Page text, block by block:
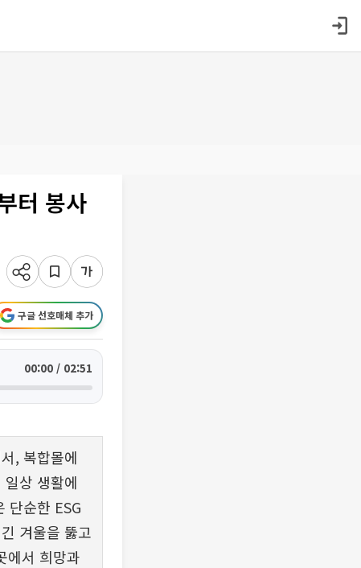
터 봉사
구글 선호매체 추가
00:00 / 02:51
, 복합몰에
상 생활에
단순한 ESG
겨울을 뚫고
에서 희망과